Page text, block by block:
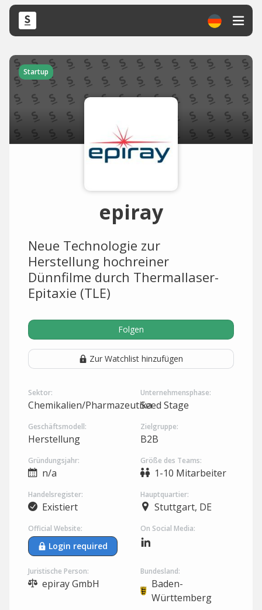
Startup
epiray
Neue Technologie zur
Herstellung hochreiner
Dünnfilme durch Thermallaser-
Epitaxie (TLE)
Folgen
Zur Watchlist hinzufügen
Sektor:
Chemikalien/Pharmazeutika
Unternehmensphase:
Seed Stage
Geschäftsmodell:
Herstellung
Zielgruppe:
B2B
Gründungsjahr:
n/a
Größe des Teams:
1-10 Mitarbeiter
Handelsregister:
Existiert
Hauptquartier:
Stuttgart, DE
Official Website:
Login required
On Social Media:
Juristische Person:
epiray GmbH
Bundesland:
Baden-
Württemberg